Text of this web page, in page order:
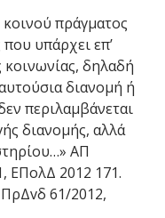
πράγματος
υπάρχει επ’
δηλαδή
διανομή ή
περιλαμβάνεται
διανομής, αλλά
ΑΠ
ΕΠολΔ 2012 171.
61/2012,